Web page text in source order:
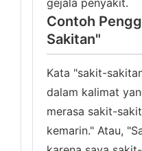
gejala penyakit.
Contoh
Sakitan"
Kata "sakit-
dalam kalimat
merasa sakit-
kemarin." Atau,